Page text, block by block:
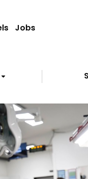
Jobs